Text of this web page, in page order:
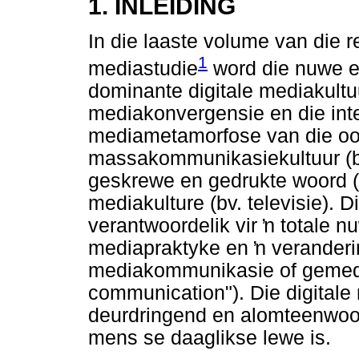
1. INLEIDING
In die laaste volume van die
mediastudie1 word die nuwe
dominante digitale
mediakonvergensie en die
mediametamorfose van die
massakommunikasiekultuur
geskrewe en gedrukte woord
mediakulture (bv. televisie).
verantwoordelik vir ŉ totale
mediapraktyke en ŉ
mediakommunikasie of
communication"). Die
deurdringend en
mens se daaglikse lewe is.